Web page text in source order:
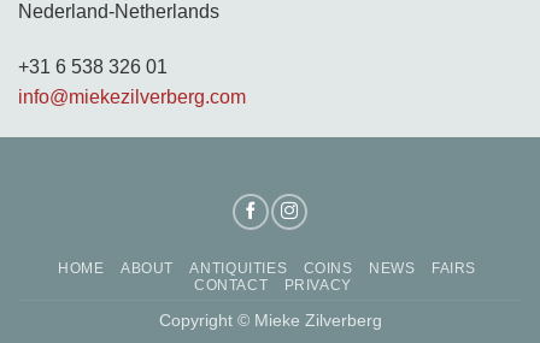
Nederland-Netherlands
+31 6 538 326 01
info@miekezilverberg.com
HOME ABOUT ANTIQUITIES COINS NEWS
FAIRS
CONTACT
PRIVACY
Copyright © Mieke Zilverberg